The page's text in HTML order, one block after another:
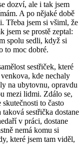
dozví, ale i tak jsem
A po nějaké době
Třeba jsem si všiml, že
jsem se prostě zeptal:
spolu sedli, když si
to moc dobré.
sestřiček, které
kde nechaly
na ubytovnu, opravdu
mezi lidmi. Zdálo se,
skutečnosti to často
sestřička dostane
v práci, dostane
nemá komu si
které jsem tam viděl,